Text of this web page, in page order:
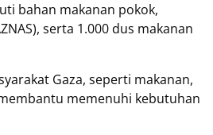
bahan makanan pokok,
serta 1.000 dus makanan
Gaza, seperti makanan,
memenuhi kebutuhan